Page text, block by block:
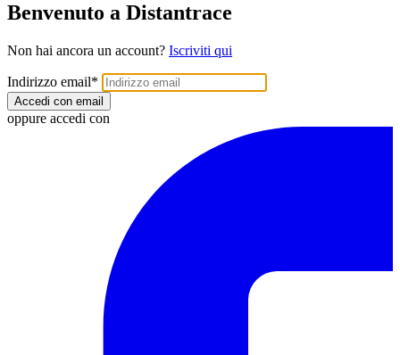
Benvenuto a Distantrace
Non hai ancora un account? Iscriviti qui
Indirizzo email*
Accedi con email
oppure accedi con